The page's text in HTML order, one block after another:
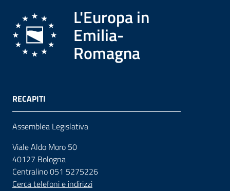
eventi
Partecipazione
Approfondimenti
Contatti
L'Europa in
Emilia-
Romagna
RECAPITI
Assemblea Legislativa
Viale Aldo Moro 50
40127 Bologna
Centralino 051 5275226
Cerca telefoni e indirizzi